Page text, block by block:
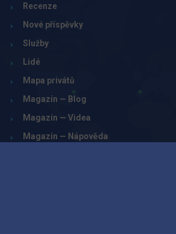
Recenze
Nové příspěvky
Služby
Lidé
Mapa privátů
Magazín — Blog
Magazín — Videa
Magazín — Nápověda